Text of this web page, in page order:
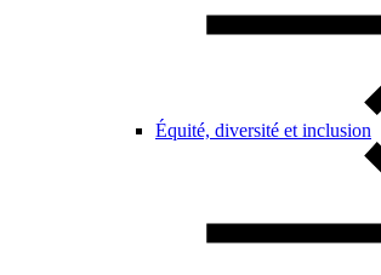
Équité, diversité et inclusion